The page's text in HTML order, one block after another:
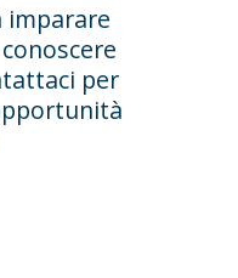
imparare
per